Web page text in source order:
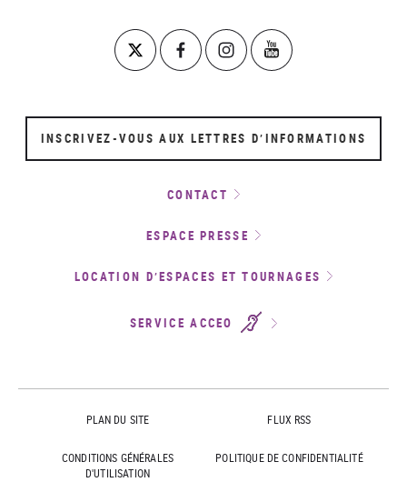
INSCRIVEZ-VOUS AUX LETTRES D’INFORMATIONS
CONTACT
ESPACE PRESSE
LOCATION D’ESPACES ET TOURNAGES
SERVICE ACCEO
PLAN DU SITE FLUX RSS
CONDITIONS GÉNÉRALES
D'UTILISATION
POLITIQUE DE CONFIDENTIALITÉ